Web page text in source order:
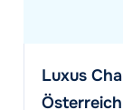
Luxus
Österreich